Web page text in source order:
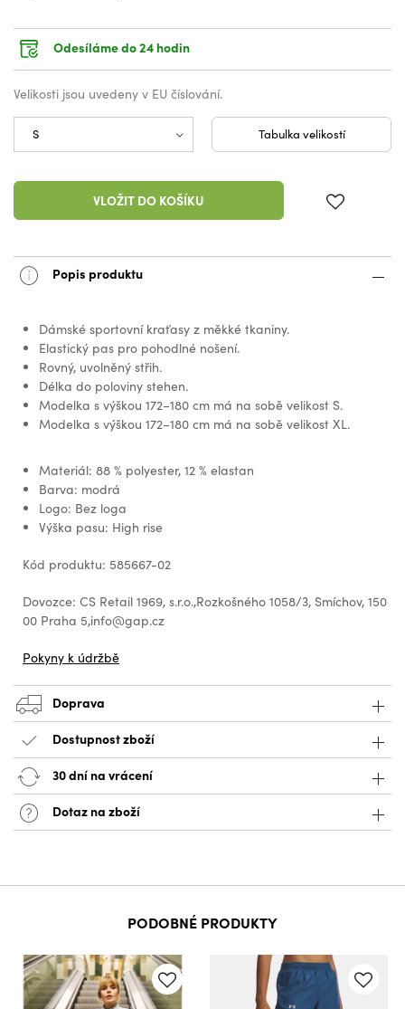
Odesíláme do 24 hodin
Velikosti jsou uvedeny v EU číslování.
Tabulka velikostí
VLOŽIT DO KOŠÍKU
Popis produktu
Dámské sportovní kraťasy z měkké tkaniny.
Elastický pas pro pohodlné nošení.
Rovný, uvolněný střih.
Délka do poloviny stehen.
Modelka s výškou 172–180 cm má na sobě velikost S.
Modelka s výškou 172–180 cm má na sobě velikost XL.
Materiál: 88 % polyester, 12 % elastan
Barva: modrá
Logo: Bez loga
Výška pasu: High rise
Kód produktu: 585667-02
Dovozce: CS Retail 1969, s.r.o.,Rozkošného 1058/3, Smíchov, 150
00 Praha 5,info@gap.cz
Pokyny k údržbě
Doprava
Dostupnost zboží
30 dní na vrácení
Dotaz na zboží
PODOBNÉ PRODUKTY